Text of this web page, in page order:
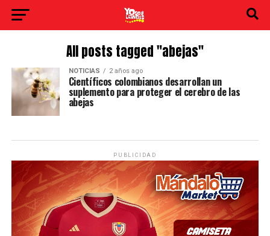
All posts tagged "abejas"
NOTICIAS 2 años ago
Científicos colombianos desarrollan un
suplemento para proteger el cerebro de las
abejas
PUBLICIDAD